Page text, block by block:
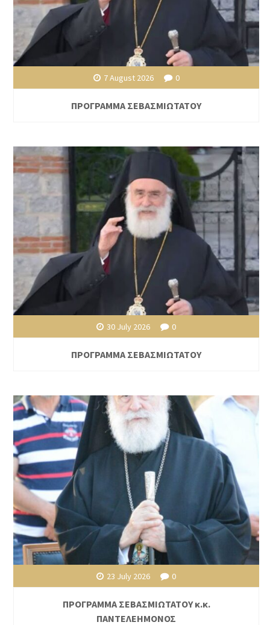
7 August 2026 0
ΠΡΟΓΡΑΜΜΑ ΣΕΒΑΣΜΙΩΤΑΤΟΥ
30 July 2026 0
ΠΡΟΓΡΑΜΜΑ ΣΕΒΑΣΜΙΩΤΑΤΟΥ
23 July 2026 0
ΠΡΟΓΡΑΜΜΑ ΣΕΒΑΣΜΙΩΤΑΤΟΥ κ.κ.
ΠΑΝΤΕΛΕΗΜΟΝΟΣ